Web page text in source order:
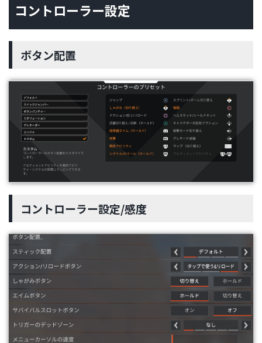
コントローラー設定
ボタン配置
コントローラー設定/感度